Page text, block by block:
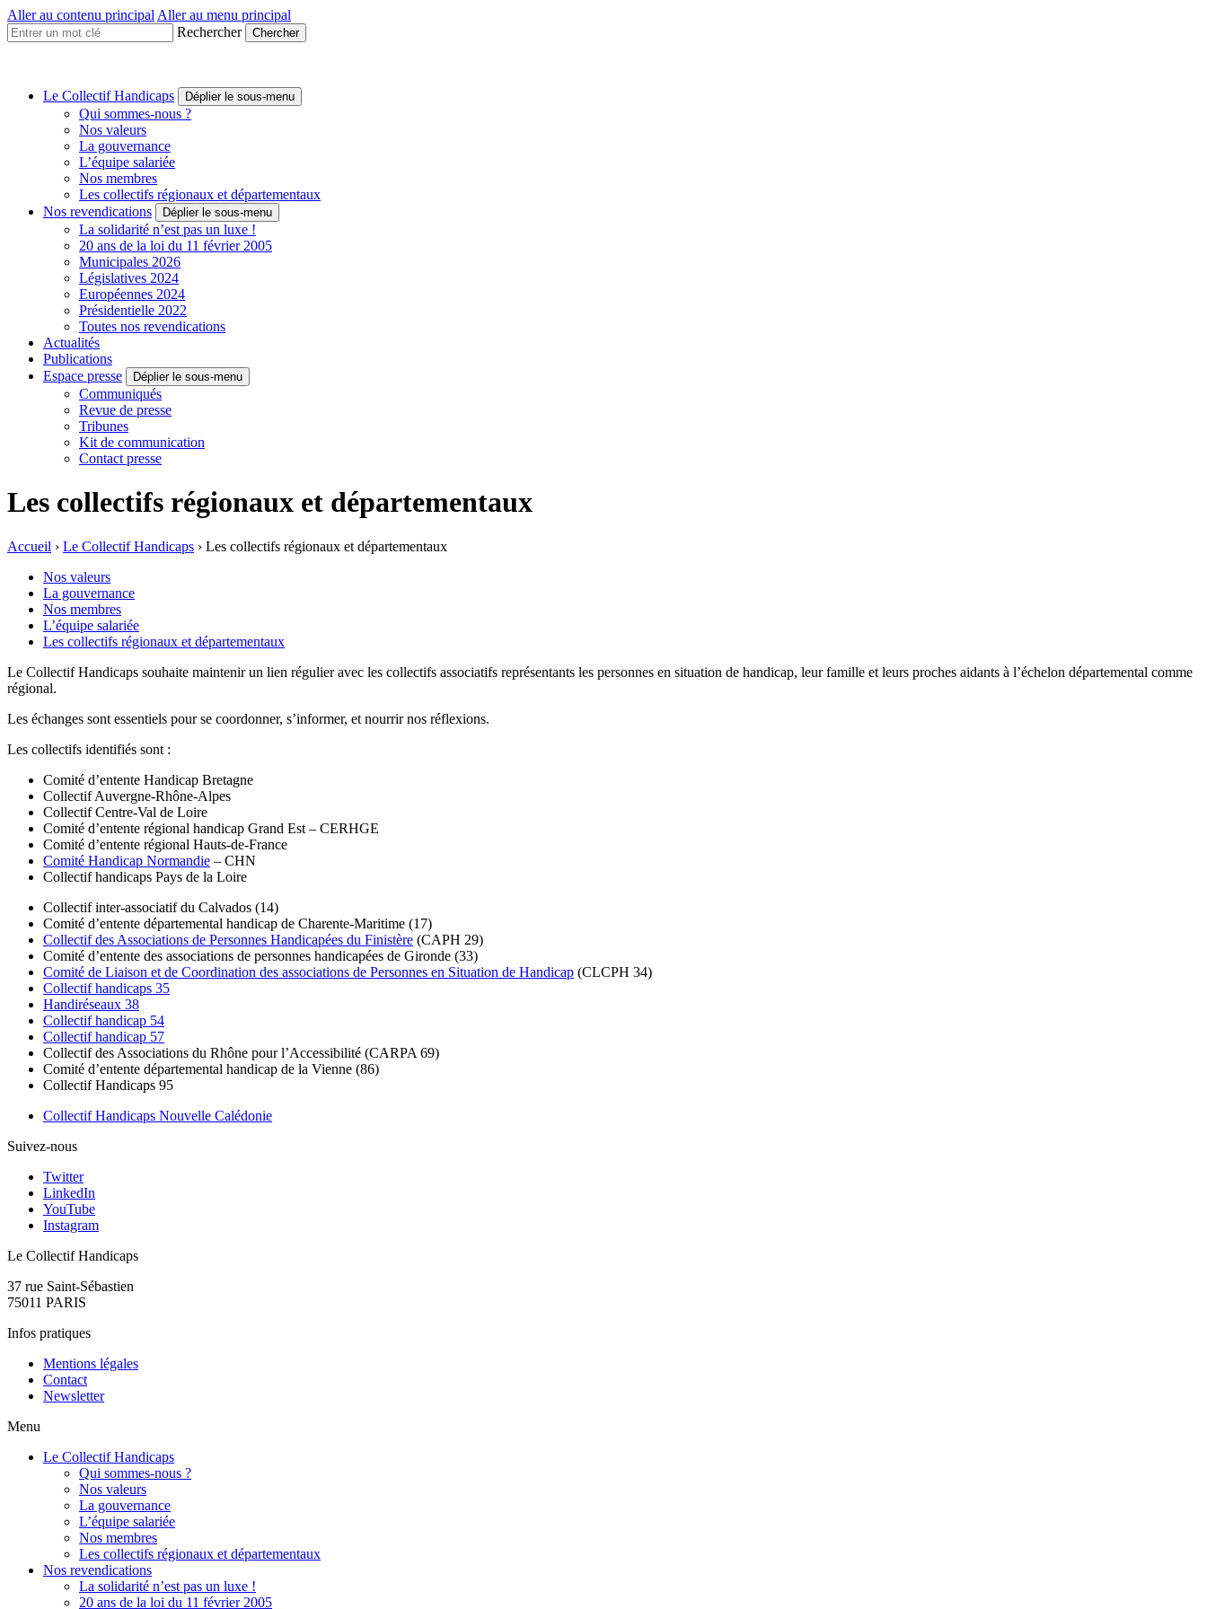
Aller au contenu principal Aller au menu principal
Rechercher
Une
Le Collectif Handicaps Déplier le sous-menu
Qui sommes-nous ?
Nos valeurs
La gouvernance
L’équipe salariée
Nos membres
Les collectifs régionaux et départementaux
Nos revendications
Déplier le sous-menu
La solidarité n’est pas un luxe !
20 ans de la loi du 11 février 2005
Municipales 2026
Législatives 2024
Européennes 2024
Présidentielle 2022
Toutes nos revendications
Actualités
Publications
Espace presse
Déplier le sous-menu
Communiqués
Revue de presse
Tribunes
Kit de communication
Contact presse
Les collectifs régionaux et départementaux
Accueil › Le Collectif Handicaps › Les collectifs régionaux et départementaux
Nos valeurs
La gouvernance
Nos membres
L’équipe salariée
Les collectifs régionaux et départementaux
Le Collectif Handicaps souhaite maintenir un lien régulier avec les collectifs associatifs représentants les personnes en situation de handicap, leur famille et leurs proches aidants à l’échelon départemental comme
régional.
Les échanges sont essentiels pour se coordonner, s’informer, et nourrir nos réflexions.
Les collectifs identifiés sont :
Comité d’entente Handicap Bretagne
Collectif Auvergne-Rhône-Alpes
Collectif Centre-Val de Loire
Comité d’entente régional handicap Grand Est – CERHGE
Comité d’entente régional Hauts-de-France
Comité Handicap Normandie – CHN
Collectif handicaps Pays de la Loire
Collectif inter-associatif du Calvados (14)
Comité d’entente départemental handicap de Charente-Maritime (17)
Collectif des Associations de Personnes Handicapées du Finistère (CAPH 29)
Comité d’entente des associations de personnes handicapées de Gironde (33)
Comité de Liaison et de Coordination des associations de Personnes en Situation de Handicap (CLCPH 34)
Collectif handicaps 35
Handiréseaux 38
Collectif handicap 54
Collectif handicap 57
Collectif des Associations du Rhône pour l’Accessibilité (CARPA 69)
Comité d’entente départemental handicap de la Vienne (86)
Collectif Handicaps 95
Collectif Handicaps Nouvelle Calédonie
Suivez-nous
Twitter
LinkedIn
YouTube
Instagram
Le Collectif Handicaps
37 rue Saint-Sébastien
75011 PARIS
Infos pratiques
Mentions légales
Contact
Newsletter
Menu
Le Collectif Handicaps
Qui sommes-nous ?
Nos valeurs
La gouvernance
L’équipe salariée
Nos membres
Les collectifs régionaux et départementaux
Nos revendications
La solidarité n’est pas un luxe !
20 ans de la loi du 11 février 2005